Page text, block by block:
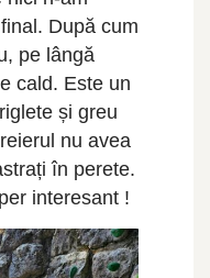
După cum
pe lângă
cald. Este un
și greu
nu avea
în perete.
interesant !